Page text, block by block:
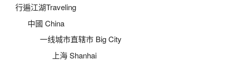
行遍江湖Traveling
中國 China
一线城市直辖市 Big City
上海 Shanhai